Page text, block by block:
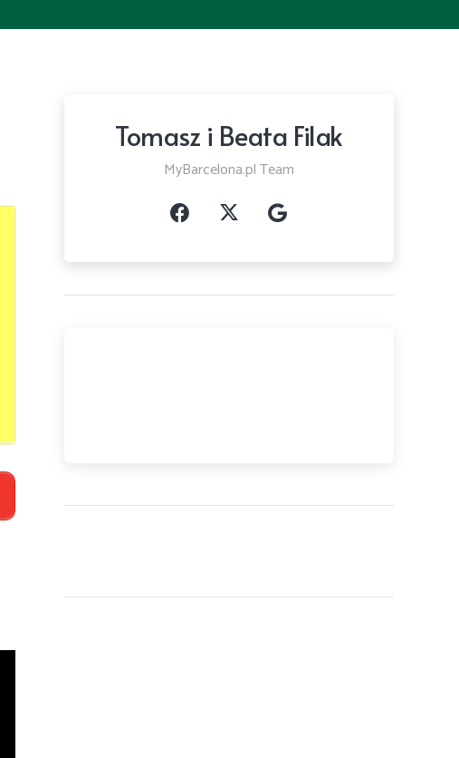
Tomasz i Beata Filak
MyBarcelona.pl Team